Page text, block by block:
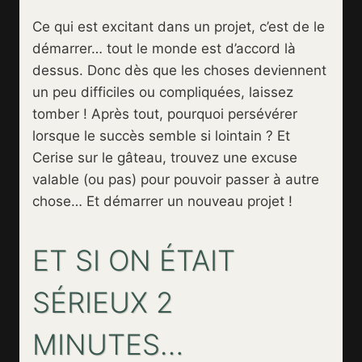
Ce qui est excitant dans un projet, c’est de le
démarrer… tout le monde est d’accord là
dessus. Donc dès que les choses deviennent
un peu difficiles ou compliquées, laissez
tomber ! Après tout, pourquoi persévérer
lorsque le succès semble si lointain ? Et
Cerise sur le gâteau, trouvez une excuse
valable (ou pas) pour pouvoir passer à autre
chose… Et démarrer un nouveau projet !
ET SI ON ÉTAIT
SÉRIEUX 2
MINUTES…